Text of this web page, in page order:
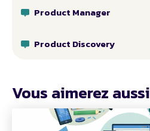
Product Manager
Product Discovery
Vous aimerez aussi